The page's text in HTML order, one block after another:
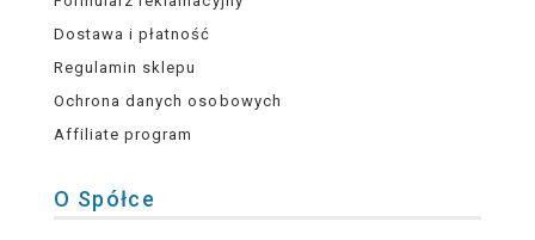
Dostawa i płatność
Regulamin sklepu
Ochrona danych osobowych
Affiliate program
O Spółce